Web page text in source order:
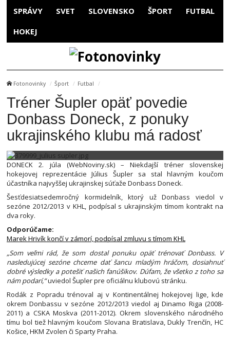
SPRÁVY SVET SLOVENSKO ŠPORT FUTBAL
HOKEJ
Fotonovinky Šport Futbal
Tréner Šupler opäť povedie
Donbass Doneck, z ponuky
ukrajinského klubu má radosť
DONECK 2. júla (WebNoviny.sk) – Niekdajší tréner slovenskej
hokejovej reprezentácie Július Šupler sa stal hlavným koučom
účastníka najvyššej ukrajinskej súťaže Donbass Doneck.
Šesťdesiatsedemročný kormidelník, ktorý už Donbass viedol v
sezóne 2012/2013 v KHL, podpísal s ukrajinským tímom kontrakt na
dva roky.
Odporúčame:
Marek Hrivík končí v zámorí, podpísal zmluvu s tímom KHL
„Som veľmi rád, že som dostal ponuku opäť trénovať Donbass. V
nasledujúcej sezóne chceme dať šancu mladým hráčom, dosiahnuť
dobré výsledky a potešiť našich fanúšikov. Dúfam, že všetko z toho sa
nám podarí,“uviedol Šupler pre oficiálnu klubovú stránku.
Rodák z Popradu trénoval aj v Kontinentálnej hokejovej lige, kde
okrem Donbassu v sezóne 2012/2013 viedol aj Dinamo Riga (2008-
2011) a CSKA Moskva (2011-2012). Okrem slovenského národného
tímu bol tiež hlavným koučom Slovana Bratislava, Dukly Trenčín, HC
Košice, HKM Zvolen či Sparty Praha.